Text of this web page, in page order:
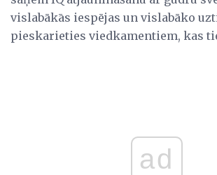
vislabākās iespējas un vislabāko
pieskarieties viedkamentiem, kas
ad